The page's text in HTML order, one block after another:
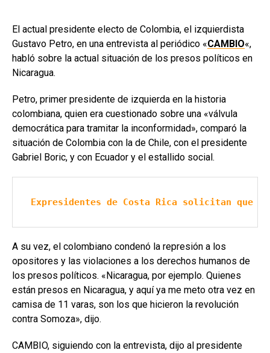
El actual presidente electo de Colombia, el izquierdista
Gustavo Petro, en una entrevista al periódico «CAMBIO«,
habló sobre la actual situación de los presos políticos en
Nicaragua.
Petro, primer presidente de izquierda en la historia
colombiana, quien era cuestionado sobre una «válvula
democrática para tramitar la inconformidad», comparó la
situación de Colombia con la de Chile, con el presidente
Gabriel Boric, y con Ecuador y el estallido social.
Expresidentes de Costa Rica solicitan que
A su vez, el colombiano condenó la represión a los
opositores y las violaciones a los derechos humanos de
los presos políticos. «Nicaragua, por ejemplo. Quienes
están presos en Nicaragua, y aquí ya me meto otra vez en
camisa de 11 varas, son los que hicieron la revolución
contra Somoza», dijo.
CAMBIO, siguiendo con la entrevista, dijo al presidente